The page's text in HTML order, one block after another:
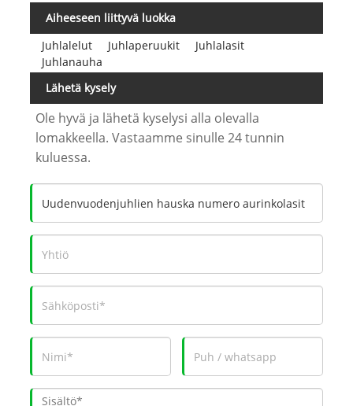
Aiheeseen liittyvä luokka
Juhlalelut
Juhlaperuukit
Juhlalasit
Juhlanauha
Lähetä kysely
Ole hyvä ja lähetä kyselysi alla olevalla
lomakkeella. Vastaamme sinulle 24 tunnin
kuluessa.